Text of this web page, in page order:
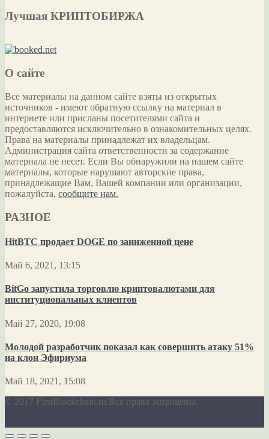
Лучшая КРИПТОБИРЖА
О сайте
Все материалы на данном сайте взяты из открытых
источников - имеют обратную ссылку на материал в
интернете или присланы посетителями сайта и
предоставляются исключительно в ознакомительных целях.
Права на материалы принадлежат их владельцам.
Администрация сайта ответственности за содержание
материала не несет. Если Вы обнаружили на нашем сайте
материалы, которые нарушают авторские права,
принадлежащие Вам, Вашей компании или организации,
пожалуйста, сообщите нам.
РАЗНОЕ
HitBTC продает DOGE по заниженной цене
Май 6, 2021, 13:15
BitGo запустила торговлю криптовалютами для
институциональных клиентов
Май 27, 2020, 19:08
Молодой разработчик показал как совершить атаку 51%
на клон Эфириума
Май 18, 2021, 15:08
© 2017 FirstBlockchain.ru Все права защищены.